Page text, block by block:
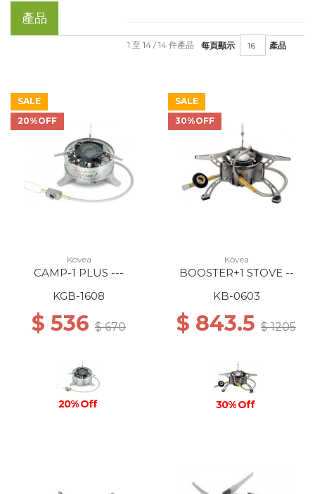
產品
每頁顯示 產品
1 至 14 / 14 件產品
SALE
20%OFF
Kovea
CAMP-1 PLUS ---
KGB-1608
$ 536 $ 670
20% Off
SALE
30%OFF
Kovea
BOOSTER+1 STOVE --
KB-0603
$ 843.5 $ 1205
30% Off